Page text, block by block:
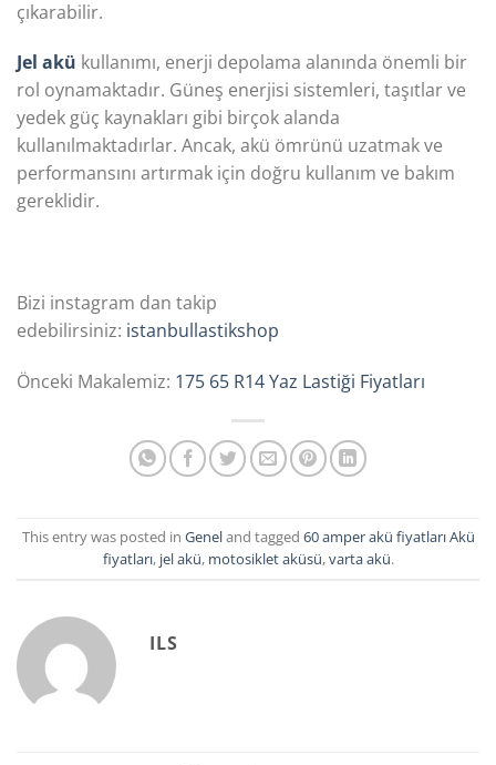
çıkarabilir.
Jel akü kullanımı, enerji depolama alanında önemli bir
rol oynamaktadır. Güneş enerjisi sistemleri, taşıtlar ve
yedek güç kaynakları gibi birçok alanda
kullanılmaktadırlar. Ancak, akü ömrünü uzatmak ve
performansını artırmak için doğru kullanım ve bakım
gereklidir.
Bizi instagram dan takip
edebilirsiniz: istanbullastikshop
Önceki Makalemiz: 175 65 R14 Yaz Lastiği Fiyatları
This entry was posted in Geneland tagged 60 amper akü fiyatları Akü
fiyatları, jel akü, motosiklet aküsü,varta akü.
ILS